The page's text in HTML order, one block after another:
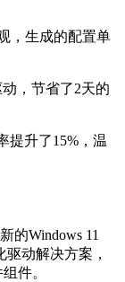
，生成的配置单
，节省了2天的
提升了15%，温
的Windows 11
动解决方案，
件。